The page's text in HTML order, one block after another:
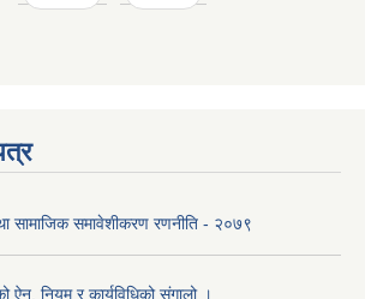
सामाजिक समावेशीकरण रणनीति - २०७९
ऐन, नियम र कार्यविधिको संगालो ।